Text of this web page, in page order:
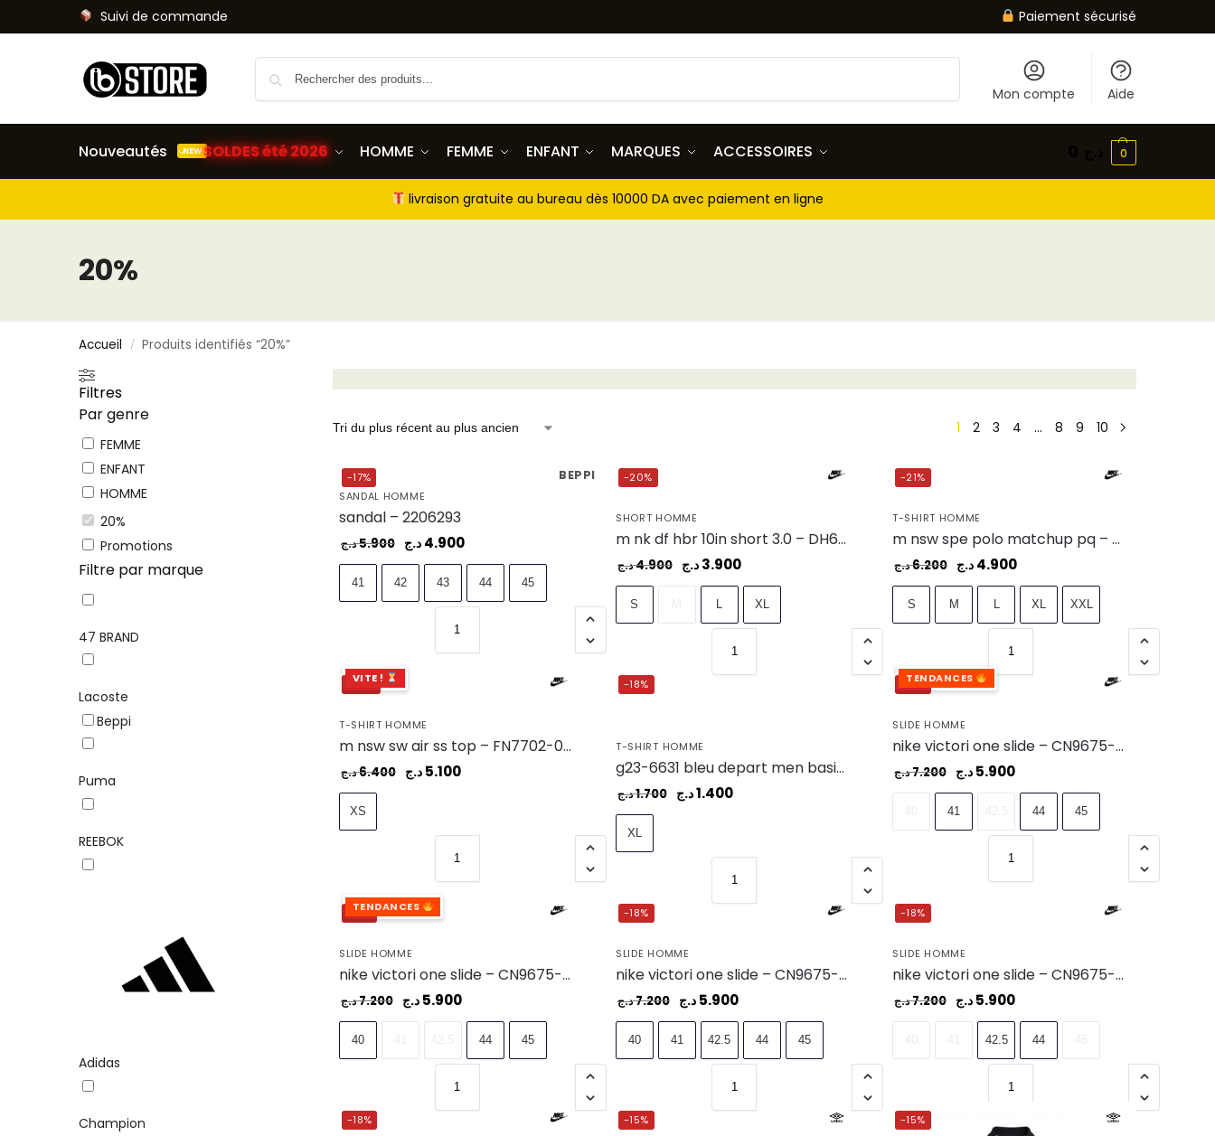
Suivi de commande Paiement sécurisé
Mon compte Aide
Nouveautés NEWSOLDES été 2026 HOMME FEMME ENFANT MARQUES ACCESSOIRES 0
livraison gratuite au bureau dès 10000 DA avec paiement en ligne
20%
Accueil / Produits identifiés “20%”
1 2 3 4 … 8 9 10
-17% BEPPI
SANDAL HOMME
sandal – 2206293
5.900د.ج 4.900 د.ج
41 42 43 44 45
-20%
SHORT HOMME
m nk df hbr 10in short 3.0 – DH6763-657
4.900د.ج 3.900 د.ج
S L XL
-21%
T-SHIRT HOMME
m nsw spe polo matchup pq – CJ4456-010
6.200د.ج 4.900 د.ج
S M L XL XXL
-20%
VITE !
T-SHIRT HOMME
m nsw sw air ss top – FN7702-065
6.400د.ج 5.100 د.ج
XS
-18%
T-SHIRT HOMME
g23-6631 bleu depart men basic t-shirt -dp – G23-001601-BLEU
1.700د.ج 1.400د.ج
XL
-18%
TENDANCES
SLIDE HOMME
nike victori one slide – CN9675-002
7.200د.ج 5.900 د.ج
41 44 45
-18%
TENDANCES
SLIDE HOMME
nike victori one slide – CN9675-003
7.200د.ج 5.900 د.ج
40 44 45
-18%
SLIDE HOMME
nike victori one slide – CN9675-004
7.200د.ج 5.900 د.ج
40 41 42.5 44 45
-18%
SLIDE HOMME
nike victori one slide – CN9675-006
7.200د.ج 5.900 د.ج
42.5 44
-18% -15% -15%
Filtres
Par genre
FEMME
ENFANT
HOMME
20%
Promotions
Filtre par marque
47 BRAND
Lacoste
Beppi
Puma
REEBOK
Adidas
Champion